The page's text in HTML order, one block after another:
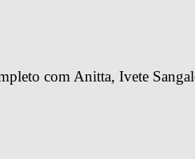
com Anitta, Ivete